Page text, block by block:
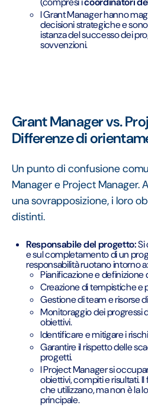
I Grant Manager hanno
decisioni strategiche e
istanza del successo dei
sovvenzioni.
Grant Manager vs.
Differenze di
Un punto di confusione
Manager e Project Manager.
una sovrapposizione, i loro
distinti.
Responsabile del progetto:Si
e sul completamento di un
responsabilità ruotano intorno a:
Pianificazione e
Creazione di tempistiche e
Gestione di team e risorse
Monitoraggio dei progressi
obiettivi.
Identificare e mitigare i
Garantire il rispetto delle
progetti.
I Project Manager si
obiettivi, compiti e risultati.
che utilizzano, ma non è la
principale.